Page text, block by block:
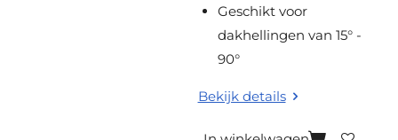
Geschikt voor
dakhellingen van 15° -
90°
Bekijk details